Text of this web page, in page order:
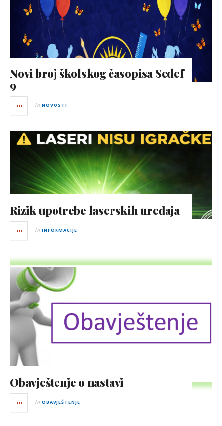
Novi broj školskog časopisa Sedef
9
in NOVOSTI
Rizik upotrebe laserskih uređaja
in INFORMACIJE
Obavještenje o nastavi
in OBAVJEŠTENJE